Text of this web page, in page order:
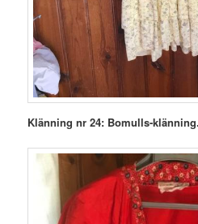
Klänning nr 24: Bomulls-